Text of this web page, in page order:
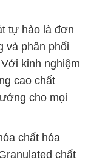
tự hào là đơn
và phân phối
kinh nghiệm
cao chất
cho mọi
chất hóa
chất